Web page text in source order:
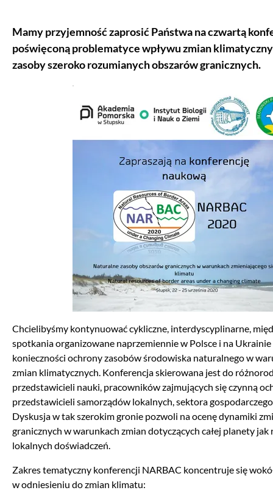
Mamy przyjemność zaprosić Państwa na czwartą
poświęconą problematyce wpływu zmian
zasoby szeroko rozumianych obszarów granicznych.
Chcielibyśmy kontynuować cykliczne, interdyscyplinarne,
spotkania organizowane naprzemiennie w Polsce i na
konieczności ochrony zasobów środowiska naturalnego w
zmian klimatycznych. Konferencja skierowana jest do
przedstawicieli nauki, pracowników zajmujących się czynną
przedstawicieli samorządów lokalnych, sektora
Dyskusja w tak szerokim gronie pozwoli na ocenę dynamiki
granicznych w warunkach zmian dotyczących całej planety
lokalnych doświadczeń.
Zakres tematyczny konferencji NARBAC koncentruje się
w odniesieniu do zmian klimatu: